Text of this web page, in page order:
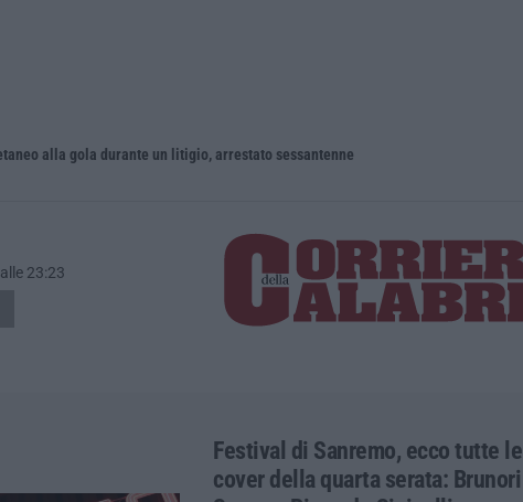
alla gola durante un litigio, arrestato sessantenne
23:23
Festival di Sanremo, ecco tutte le
cover della quarta serata: Brunori